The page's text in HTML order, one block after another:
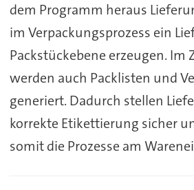
dem Programm heraus
im Verpackungsprozess ein
Packstückebene erzeugen. Im
werden auch Packlisten und
generiert. Dadurch stellen
korrekte Etikettierung sicher
somit die Prozesse am